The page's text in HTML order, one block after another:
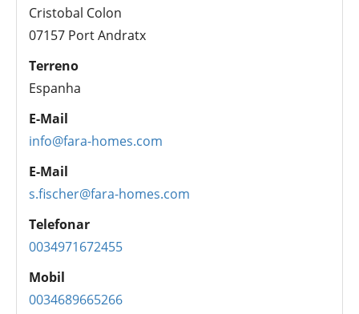
Cristobal Colon
07157 Port Andratx
Terreno
Espanha
E-Mail
info@fara-homes.com
E-Mail
s.fischer@fara-homes.com
Telefonar
0034971672455
Mobil
0034689665266